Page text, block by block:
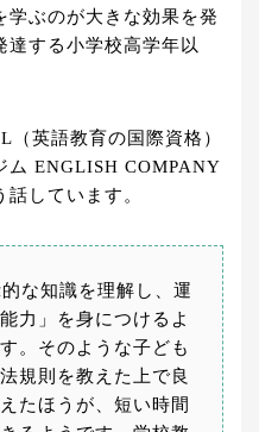
学ぶのが大きな効果を発
達する小学校高学年以
（英語教育の国際資格）
ム ENGLISH COMPANY
しています。
な知識を理解し、運
力」を身につけるよ
。そのような子ども
規則を教えた上で良
たほうが、短い時間